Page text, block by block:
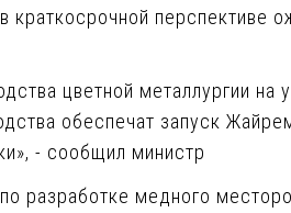
перспективе
цветной металлургии
обеспечат запуск
- сообщил министр
разработке медного